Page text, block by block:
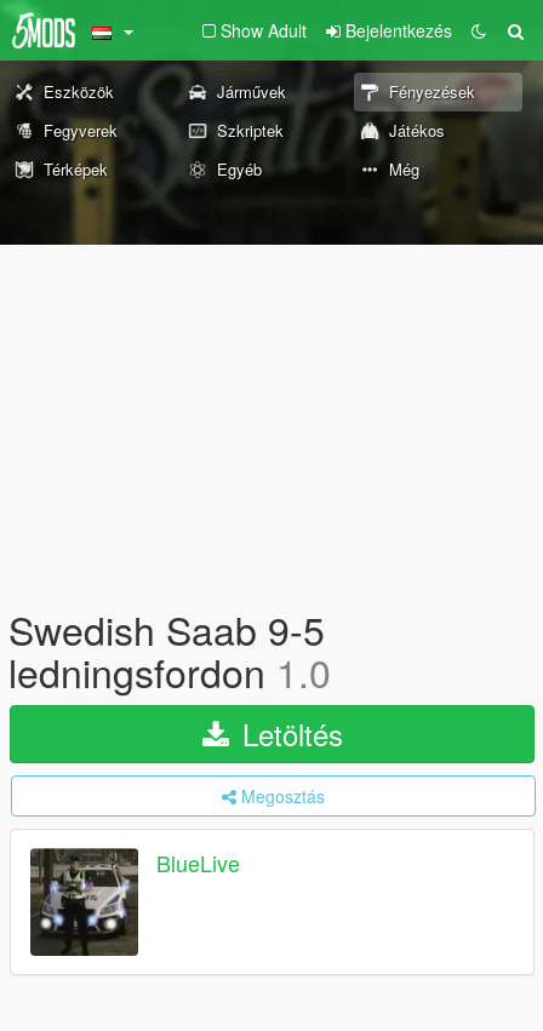
Show Adult Bejelentkezés
Eszközök Járművek
Fényezések
Fegyverek
Szkriptek
Játékos
Térképek
Egyéb Még
Swedish Saab 9-5
ledningsfordon 1.0
Letöltés
Megosztás
BlueLive